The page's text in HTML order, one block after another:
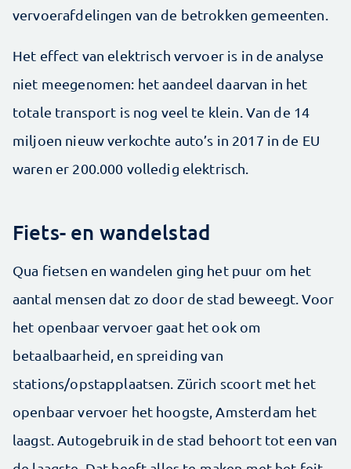
vervoerafdelingen van de betrokken gemeenten.
Het effect van elektrisch vervoer is in de analyse
niet meegenomen: het aandeel daarvan in het
totale transport is nog veel te klein. Van de 14
miljoen nieuw verkochte auto’s in 2017 in de EU
waren er 200.000 volledig elektrisch.
Fiets- en wandelstad
Qua fietsen en wandelen ging het puur om het
aantal mensen dat zo door de stad beweegt. Voor
het openbaar vervoer gaat het ook om
betaalbaarheid, en spreiding van
stations/opstapplaatsen. Zürich scoort met het
openbaar vervoer het hoogste, Amsterdam het
laagst. Autogebruik in de stad behoort tot een van